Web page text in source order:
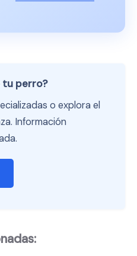
tu perro?
o explora el
Información